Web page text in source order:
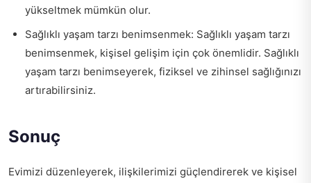
yükseltmek mümkün olur.
Sağlıklı yaşam tarzı benimsenmek: Sağlıklı yaşam tarzı
benimsenmek, kişisel gelişim için çok önemlidir. Sağlıklı
yaşam tarzı benimseyerek, fiziksel ve zihinsel sağlığınızı
artırabilirsiniz.
Sonuç
Evimizi düzenleyerek, ilişkilerimizi güçlendirerek ve kişisel